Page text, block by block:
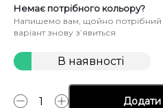
Немає потрібного кольору?
Напишемо вам, щойно потрібний
варіант знову з’явиться
В наявності